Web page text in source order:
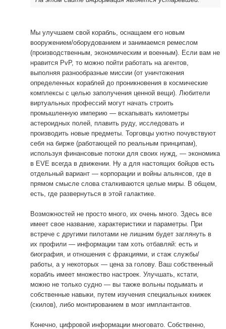
Мы улучшаем свой корабль, оснащаем его новым
вооружением/оборудованием и занимаемся ремеслом
(производственным, экономическим и военным). Если вам не
нравится PvP, то можно пойти работать на агентов,
выполняя разнообразные миссии (от уничтожения
определенных кораблей до проникновения в космические
комплексы с целью заполучения ценной вещи). Любители
виртуальных профессий могут начать строить
промышленную империю — вскапывать километры
астероидных полей, плавить руду, исследовать и
производить новые предметы. Торговцы уютно почувствуют
себя на бирже (работающей по реальным принципам),
используя финансовые потоки для своих нужд, — экономика
в EVE всегда в движении. Ну а для настоящих бойцов есть
отдельный вариант — корпорации и войны альянсов, где в
прямом смысле слова сталкиваются целые миры. В общем,
есть, где развернуться в этой галактике.
Возможностей не просто много, их очень много. Здесь все
имеет свое название, характеристики и параметры. При
встрече с другими пилотами не лишним будет заглянуть в
их профили — информации там хоть отбавляй: есть и
биография, и отношения с фракциями, и стаж службы/
работы, а у некоторых — цена за голову. Ваш собственный
корабль имеет множество настроек. Улучшать, кстати,
можно не только судно — вы также вольны подымать и
собственные навыки, путем изучения специальных книжек
(скилов), либо монтированием в мозг имплантантов.
Конечно, цифровой информации многовато. Собственно,